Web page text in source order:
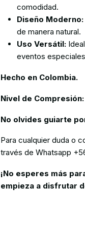
comodidad.
Diseño Moderno:
de manera natural.
Uso Versátil:
eventos
Hecho en Colombia.
Nivel de Compresión:
No olvides guiarte
Para cualquier duda o
través de Whatsapp
¡No esperes más
empieza a disfrutar